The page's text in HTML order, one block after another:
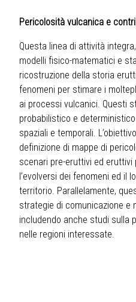
Pericolosità vulcanica e
Questa linea di attività
modelli fisico-matematici e
ricostruzione della storia
fenomeni per stimare i
ai processi vulcanici. Questi
probabilistico e
spaziali e temporali.
definizione di mappe di
scenari pre-eruttivi ed eruttivi
l’evolversi dei fenomeni ed il
territorio. Parallelamente,
strategie di comunicazione e
includendo anche studi sulla
nelle regioni interessate.